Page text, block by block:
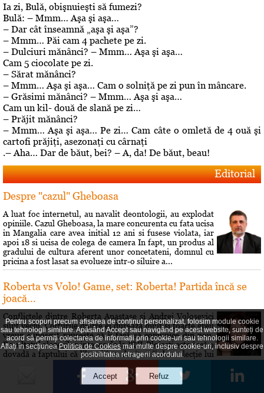
Ia zi, Bulă, obişnuieşti să fumezi?
Bulă: – Mmm… Aşa şi aşa…
– Dar cât înseamnă „aşa şi aşa”?
– Mmm… Păi cam 4 pachete pe zi.
– Dulciuri mănânci? – Mmm… Aşa şi aşa…
Cam 5 ciocolate pe zi.
– Sărat mănânci?
– Mmm… Aşa şi aşa… Cam o solniţă pe zi pun în mâncare.
– Grăsimi mănânci? – Mmm… Aşa şi aşa…
Cam un kil- două de slană pe zi…
– Prăjit mănânci?
– Mmm… Aşa şi aşa… Pe zi… Cam câte o omletă de 4 ouă şi
cartofi prăjiţi, asezonaţi cu cârnaţi
.– Aha… Dar de băut, bei? – A, da! De băut, beau!
Editorial
Despre "cazul" Gheboasa
A luat foc internetul, au navalit deontologii, au explodat
opiniile. Cazul Gheboasa, la mare concurenta cu fata ucisa
in Mangalia care avea initial 12 ani si fusese violata, iar
apoi 18 si ucisa de colega de camera In fapt, un produs al
gradului de cultura aferent unor concetateni, domnul cu
pricina a fost lasat sa evolueze intr-o siluire a...
Roberta vs Volo! Game, set: Roberta! Partida încă se
joacă...
Conflictele dintre Roberta Anastase şi Andrei Volosevici
sunt vechi. Certurile dintre ei durează mult şi foarte greu
vreun cunoscut reuşeşte să îi facă să comunice din nou.
Rezultatul alegerilor interne de la PNL Ploieşti este încă o
dovadă a faptului că liberalii au dorit să îi dea o lecţie lui
Hai să îţi spun o poveste!
Pentru scopuri precum afișarea de conținut personalizat, folosim module cookie
sau tehnologii similare. Apăsând Accept sau navigând pe acest website, sunteți de
acord să permiți colectarea de informații prin cookie-uri sau tehnologii similare.
Aflați în secțiuneaPolitica de Cookiesmai multe despre cookie-uri, inclusiv despre
posibilitatea retragerii acordului.